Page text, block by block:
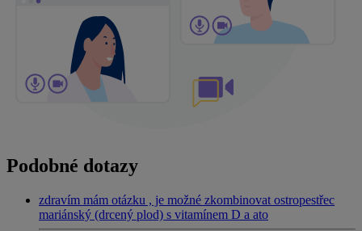
Podobné dotazy
zdravím mám otázku , je možné zkombinovat ostropestřec
mariánský (drcený plod) s vitamínem D a ato